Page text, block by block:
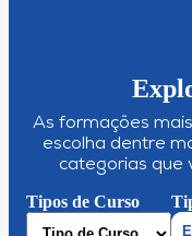
As formações
escolha dentre
categorias que
Tipos de Curso